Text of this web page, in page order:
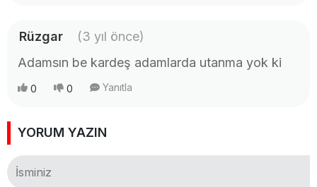
Rüzgar
(3 yıl önce)
Adamsın be kardeş adamlarda utanma yok ki
0 0 Yanıtla
YORUM YAZIN